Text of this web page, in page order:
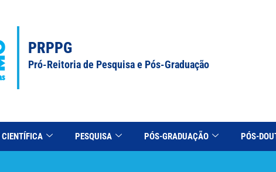
PRPPG
Pró-Reitoria de Pesquisa e Pós-Graduação
PESQUISA PÓS-GRADUAÇÃO PÓS-